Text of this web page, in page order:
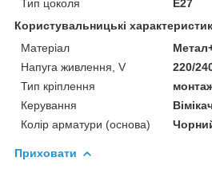
Тип цоколя
E27
Користувальницькі
Матеріал
Напуга живлення, V
220/
Тип кріплення
Керування
Колір арматури (основа)
Приховати